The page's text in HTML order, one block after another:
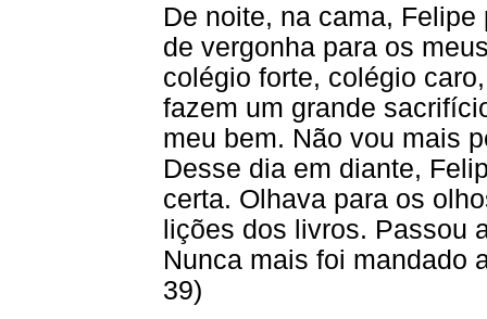
De noite, na cama,
de vergonha para os
colégio forte, colégio
fazem um grande
meu bem. Não vou mais
Desse dia em diante,
certa. Olhava para os
lições dos livros. Passou
Nunca mais foi mandado
39)